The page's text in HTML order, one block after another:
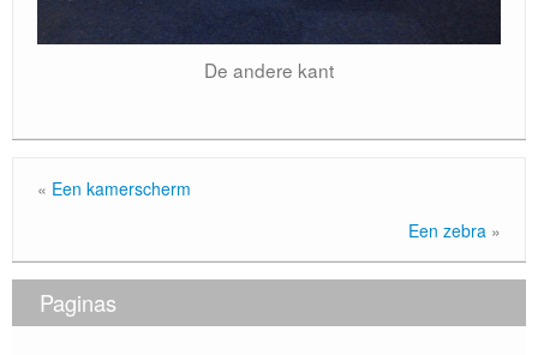
De andere kant
« Een kamerscherm
Een zebra »
Paginas